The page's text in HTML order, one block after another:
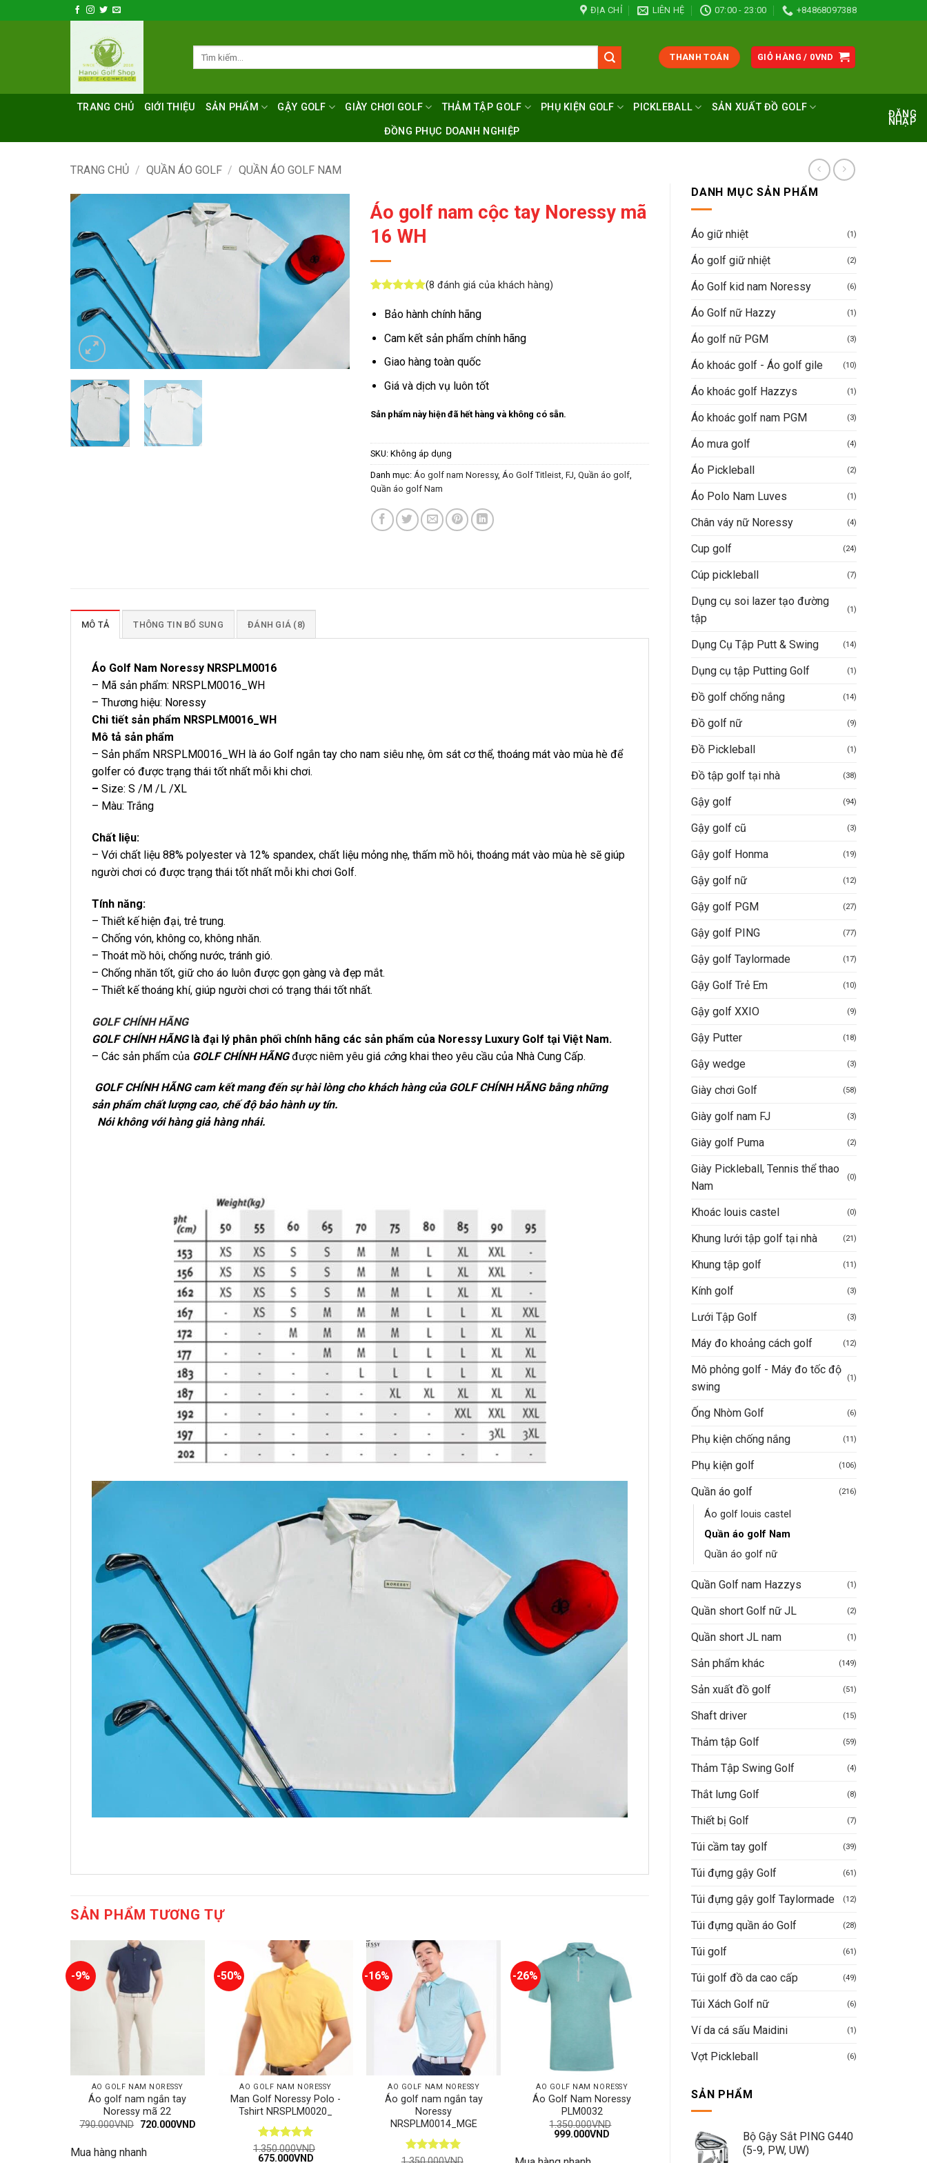
qua
ĐỊA CHỈ LIÊN HỆ 07:00 - 23:00 +84868097388
THANH TOÁN GIỎ HÀNG / 0VND
TRANG CHỦ GIỚI THIỆU SẢN PHẨM GẬY GOLF GIÀY CHƠI GOLF THẢM TẬP GOLF PHỤ KIỆN GOLF PICKLEBALL SẢN XUẤT ĐỒ GOLF
ĐỒNG PHỤC DOANH NGHIỆP
ĐĂNG
NHẬP
TRANG CHỦ / QUẦN ÁO GOLF / QUẦN ÁO GOLF NAM
DANH MỤC SẢN PHẨM
Áo giữ nhiệt (1)
Áo golf giữ nhiệt (2)
Áo Golf kid nam Noressy (6)
Áo Golf nữ Hazzy (1)
Áo golf nữ PGM (3)
Áo khoác golf - Áo golf gile (10)
Áo khoác golf Hazzys (1)
Áo khoác golf nam PGM (3)
Áo mưa golf (4)
Áo Pickleball (2)
Áo Polo Nam Luves (1)
Chân váy nữ Noressy (4)
Cup golf (24)
Cúp pickleball (7)
Dụng cụ soi lazer tạo đường
tập
(1)
Dụng Cụ Tập Putt & Swing (14)
Dụng cụ tập Putting Golf (1)
Đồ golf chống nắng (14)
Đồ golf nữ (9)
Đồ Pickleball (1)
Đồ tập golf tại nhà (38)
Gậy golf (94)
Gậy golf cũ (3)
Gậy golf Honma (19)
Gậy golf nữ (12)
Gậy golf PGM (27)
Gậy golf PING (77)
Gậy golf Taylormade (17)
Gậy Golf Trẻ Em (10)
Gậy golf XXIO (9)
Gậy Putter (18)
Gậy wedge (3)
Giày chơi Golf (58)
Giày golf nam FJ (3)
Giày golf Puma (2)
Giày Pickleball, Tennis thể thao
Nam
(0)
Khoác louis castel (0)
Khung lưới tập golf tại nhà (21)
Khung tập golf (11)
Kính golf (3)
Lưới Tập Golf (3)
Máy đo khoảng cách golf (12)
Mô phỏng golf - Máy đo tốc độ
swing
(1)
Ống Nhòm Golf (6)
Phụ kiện chống nắng (11)
Phụ kiện golf (106)
Quần áo golf (216)
Áo golf louis castel
Quần áo golf Nam
Quần áo golf nữ
Quần Golf nam Hazzys (1)
Quần short Golf nữ JL (2)
Quần short JL nam (1)
Sản phẩm khác (149)
Sản xuất đồ golf (51)
Shaft driver (15)
Thảm tập Golf (59)
Thảm Tập Swing Golf (4)
Thắt lưng Golf (8)
Thiết bị Golf (7)
Túi cầm tay golf (39)
Túi đựng gậy Golf (61)
Túi đựng gậy golf Taylormade (12)
Túi đựng quần áo Golf (28)
Túi golf (61)
Túi golf đồ da cao cấp (49)
Túi Xách Golf nữ (6)
Ví da cá sấu Maidini (1)
Vợt Pickleball (6)
SẢN PHẨM
Bộ Gậy Sắt PING G440
(5-9, PW, UW)
Áo golf nam cộc tay Noressy mã
16 WH
dựa trên
(8 đánh giá của khách hàng)
Bảo hành chính hãng
Cam kết sản phẩm chính hãng
Giao hàng toàn quốc
Giá và dịch vụ luôn tốt
Sản phẩm này hiện đã hết hàng và không có sẵn.
SKU: Không áp dụng
Danh mục: Áo golf nam Noressy, Áo Golf Titleist, FJ, Quần áo golf,
Quần áo golf Nam
MÔ TẢ THÔNG TIN BỔ SUNG ĐÁNH GIÁ (8)
Áo Golf Nam Noressy NRSPLM0016
– Mã sản phẩm: NRSPLM0016_WH
– Thương hiệu: Noressy
Chi tiết sản phẩm NRSPLM0016_WH
Mô tả sản phẩm
– Sản phẩm NRSPLM0016_WH là áo Golf ngắn tay cho nam siêu nhẹ, ôm sát cơ thể, thoáng mát vào mùa hè để
golfer có được trạng thái tốt nhất mỗi khi chơi.
– Size: S /M /L /XL
– Màu: Trắng
Chất liệu:
– Với chất liệu 88% polyester và 12% spandex, chất liệu mỏng nhẹ, thấm mồ hôi, thoáng mát vào mùa hè sẽ giúp
người chơi có được trạng thái tốt nhất mỗi khi chơi Golf.
Tính năng:
– Thiết kế hiện đại, trẻ trung.
– Chống vón, không co, không nhăn.
– Thoát mồ hôi, chống nước, tránh gió.
– Chống nhăn tốt, giữ cho áo luôn được gọn gàng và đẹp mắt.
– Thiết kế thoáng khí, giúp người chơi có trạng thái tốt nhất.
GOLF CHÍNH HÃNG
GOLF CHÍNH HÃNGlà đại lý phân phối chính hãng các sản phẩm của Noressy Luxury Golf tại Việt Nam.
– Các sản phẩm của GOLF CHÍNH HÃNGđược niêm yêu giá công khai theo yêu cầu của Nhà Cung Cấp.
GOLF CHÍNH HÃNG cam kết mang đến sự hài lòng cho khách hàng của GOLF CHÍNH HÃNG bằng những
sản phẩm chất lượng cao, chế độ bảo hành uy tín.
Nói không với hàng giả hàng nhái.
SẢN PHẨM TƯƠNG TỰ
-9%
ÁO GOLF NAM NORESSY
Áo golf nam ngắn tay
Noressy mã 22
790.000VND Giá
790.000VND.
720.000VNDGiá
Mua hàng nhanh
-50%
ÁO GOLF NAM NORESSY
Man Golf Noressy Polo -
Tshirt NRSPLM0020_
Được xếp
hạng55
1.350.000VND
Giá
675.000VNDGiá
-16%
ÁO GOLF NAM NORESSY
Áo golf nam ngắn tay
Noressy
NRSPLM0014_MGE
Được xếp
-26%
ÁO GOLF NAM NORESSY
Áo Golf Nam Noressy
PLM0032
1.350.000VND
Giá
999.000VND
ÁO GOLF NAM NORESSY
Áo Golf Polo Nam
PLM1023- PI
gốc
790.000VND.
hiện
tại
là:
Mua hàng nhanh